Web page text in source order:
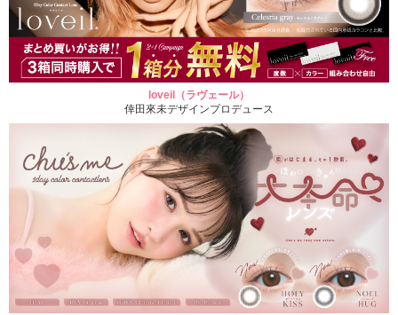
loveil（ラヴェール）
倖田來未デザインプロデュース